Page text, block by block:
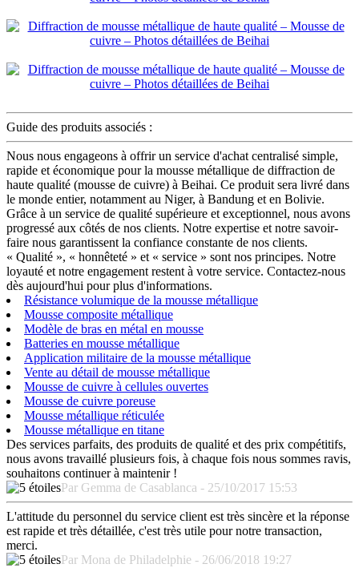
Guide des produits associés :
Nous nous engageons à offrir un service d'achat centralisé simple,
rapide et économique pour la mousse métallique de diffraction de
haute qualité (mousse de cuivre) à Beihai. Ce produit sera livré dans
le monde entier, notamment au Niger, à Bandung et en Bolivie.
Grâce à un service de qualité supérieure et exceptionnel, nous avons
progressé aux côtés de nos clients. Notre expertise et notre savoir-
faire nous garantissent la confiance constante de nos clients.
« Qualité », « honnêteté » et « service » sont nos principes. Notre
loyauté et notre engagement restent à votre service. Contactez-nous
dès aujourd'hui pour plus d'informations.
Résistance volumique de la mousse métallique
Mousse composite métallique
Modèle de bras en métal en mousse
Batteries en mousse métallique
Application militaire de la mousse métallique
Vente au détail de mousse métallique
Mousse de cuivre à cellules ouvertes
Mousse de cuivre poreuse
Mousse métallique réticulée
Mousse métallique en titane
Des services parfaits, des produits de qualité et des prix compétitifs,
nous avons travaillé plusieurs fois, à chaque fois nous sommes ravis,
souhaitons continuer à maintenir !
Par Gemma de Casablanca - 25/10/2017 15:53
L'attitude du personnel du service client est très sincère et la réponse
est rapide et très détaillée, c'est très utile pour notre transaction,
merci.
Par Mona de Philadelphie - 26/06/2018 19:27